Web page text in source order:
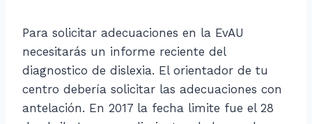
Para solicitar adecuaciones en la EvAU
necesitarás un informe reciente del
diagnostico de dislexia. El orientador de tu
centro debería solicitar las adecuaciones con
antelación. En 2017 la fecha limite fue el 28